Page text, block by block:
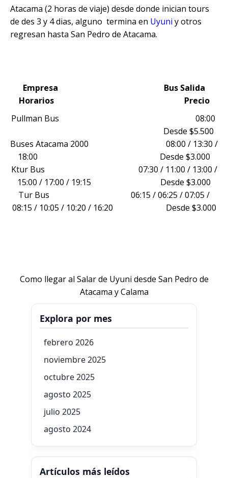
Atacama (2 horas de viaje) desde donde inician tours
de des 3 y 4 dias, alguno termina en Uyuni y otros
regresan hasta San Pedro de Atacama.
Empresa Bus Salida
Horarios Precio
Pullman Bus 08:00
Desde $5.500
Buses Atacama 2000 08:00 / 13:30 /
18:00 Desde $3.000
Ktur Bus 07:30 / 11:00 / 13:00 /
15:00 / 17:00 / 19:15 Desde $3.000
Tur Bus 06:15 / 06:25 / 07:05 /
08:15 / 10:05 / 10:20 / 16:20 Desde $3.000
Como llegar al Salar de Uyuni desde San Pedro de
Atacama y Calama
Explora por mes
febrero 2026
noviembre 2025
octubre 2025
agosto 2025
julio 2025
agosto 2024
Artículos más leídos